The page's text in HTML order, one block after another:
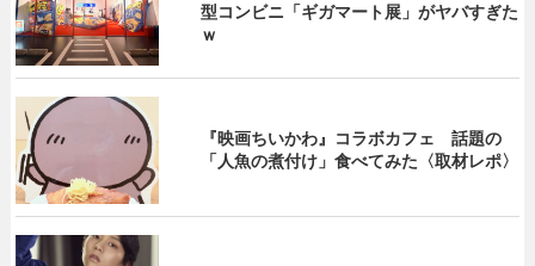
型コンビニ「ギガマート展」がヤバすぎた
ｗ
『映画ちいかわ』コラボカフェ 話題の
「人魚の煮付け」食べてみた〈取材レポ〉